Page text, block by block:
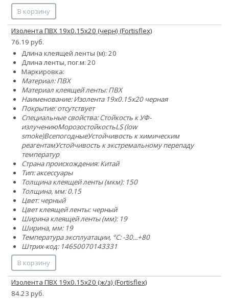
В корзину
Изолента ПВХ 19х0.15х20 (черн) (Fortisflex)
76.19 руб.
Длина клеящей ленты (м): 20
Длина ленты, пог.м: 20
Маркировка:
Материал: ПВХ
Материал клеящей ленты: ПВХ
Наименование: Изолента 19х0.15х20 черная
Покрытие: отсутствует
Специальные свойства:Стойкость к УФ-
излучениюМорозостойкостьLS (low
smoke)ВсепогодныеУстойчивость к химическим
реагентамУстойчивость к экстремальному перепаду
температур
Страна происхождения: Китай
Тип: аксессуары
Толщина клеящей ленты (мкм): 150
Толщина, мм: 0.15
Цвет: черный
Цвет клеящей ленты: черный
Ширина клеящей ленты (мм): 19
Ширина, мм: 19
Температура эксплуатации, °C: -30...+80
Штрих-код: 14650070143331
В корзину
Изолента ПВХ 19х0.15х20 (ж/з) (Fortisflex)
84.23 руб.